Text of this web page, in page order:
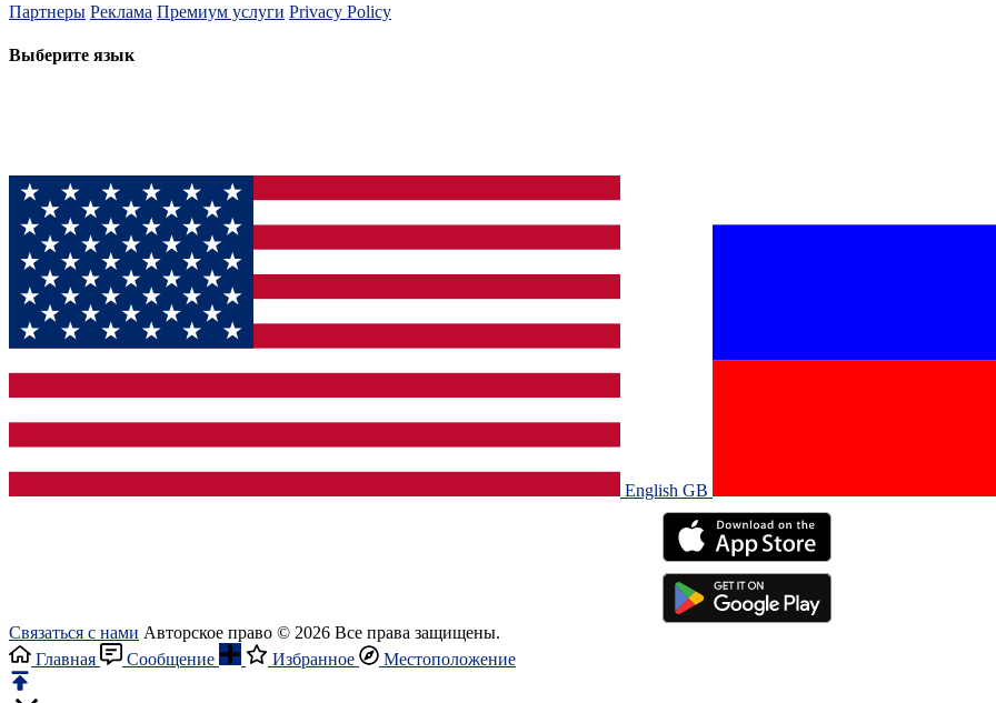
Партнеры Реклама Премиум услуги Privacy Policy
Выберите язык
English GB‎
Связаться с нами Авторское право © 2026 Все права защищены.
Главная
Сообщение Избранное Местоположение